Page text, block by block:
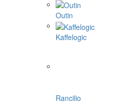
Outin
Kaffelogic
Rancilio